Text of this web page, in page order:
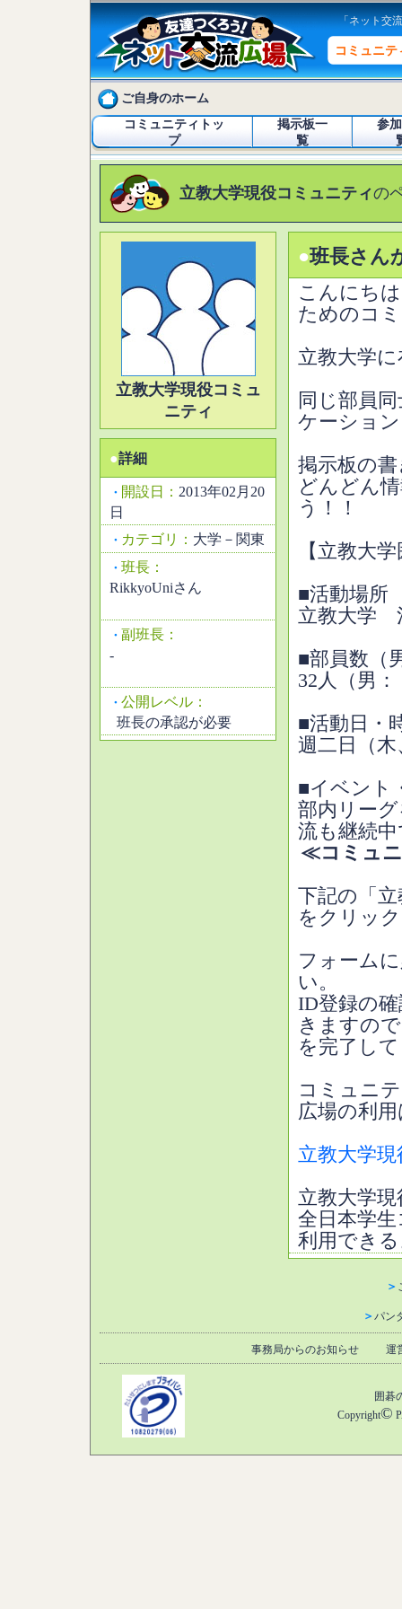
「ネット交
コミュニテ
ご自身のホーム
コミュニティトッ
プ
掲示板一
覧
参
立教大学現役コミュニティの
立教大学現役コミュ
ニティ
●詳細
・ 開設日： 2013年02月20
日
・ カテゴリ： 大学－関東
・ 班長：
RikkyoUniさん
・ 副班長：
-
・ 公開レベル：
班長の承認が必要
●班長さん
こんにち
ためのコ
立教大学
同じ部員
ケーショ
掲示板の
どんどん
う！！
【立教大
■活動場所
立教大学
■部員数（
32人（男
■活動日・
週二日（木
■イベント
部内リー
流も継続
≪コミュ
下記の「
をクリッ
フォーム
い。
ID登録の
きますの
を完了し
コミュニ
広場の利
立教大学
立教大学
全日本学
利用でき
＞
＞ パン
事務局からのお知らせ 運
囲碁
Copyright©